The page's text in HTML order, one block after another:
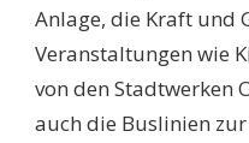
Anlage, die Kraft und
Veranstaltungen wie
von den Stadtwerken
auch die Buslinien